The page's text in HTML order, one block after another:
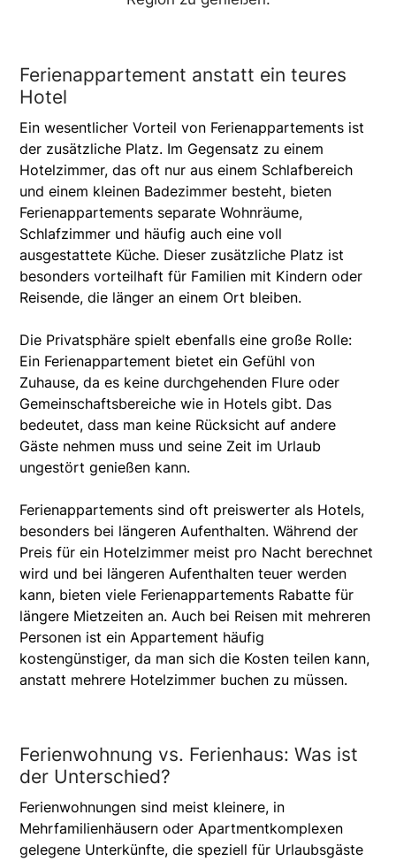
Ferienappartement anstatt ein teures
Hotel
Ein wesentlicher Vorteil von Ferienappartements ist
der zusätzliche Platz. Im Gegensatz zu einem
Hotelzimmer, das oft nur aus einem Schlafbereich
und einem kleinen Badezimmer besteht, bieten
Ferienappartements separate Wohnräume,
Schlafzimmer und häufig auch eine voll
ausgestattete Küche. Dieser zusätzliche Platz ist
besonders vorteilhaft für Familien mit Kindern oder
Reisende, die länger an einem Ort bleiben.
Die Privatsphäre spielt ebenfalls eine große Rolle:
Ein Ferienappartement bietet ein Gefühl von
Zuhause, da es keine durchgehenden Flure oder
Gemeinschaftsbereiche wie in Hotels gibt. Das
bedeutet, dass man keine Rücksicht auf andere
Gäste nehmen muss und seine Zeit im Urlaub
ungestört genießen kann.
Ferienappartements sind oft preiswerter als Hotels,
besonders bei längeren Aufenthalten. Während der
Preis für ein Hotelzimmer meist pro Nacht berechnet
wird und bei längeren Aufenthalten teuer werden
kann, bieten viele Ferienappartements Rabatte für
längere Mietzeiten an. Auch bei Reisen mit mehreren
Personen ist ein Appartement häufig
kostengünstiger, da man sich die Kosten teilen kann,
anstatt mehrere Hotelzimmer buchen zu müssen.
Ferienwohnung vs. Ferienhaus: Was ist
der Unterschied?
Ferienwohnungen sind meist kleinere, in
Mehrfamilienhäusern oder Apartmentkomplexen
gelegene Unterkünfte, die speziell für Urlaubsgäste